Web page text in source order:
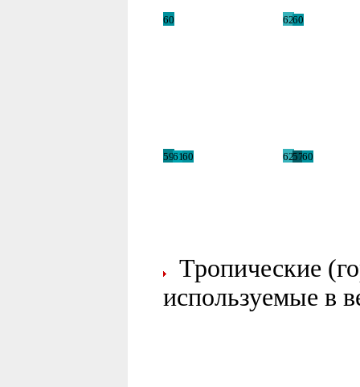
60 6260
596160 625760
Тропические
используемые в